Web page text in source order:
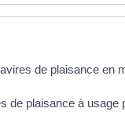
de plaisance en
de plaisance à usage